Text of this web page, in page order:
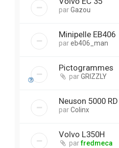
parGazou
Minipelle EB406
pareb406_man
Pictogrammes
parGRIZZLY
Neuson 5000 RD
parColinx
Volvo L350H
parfredmeca